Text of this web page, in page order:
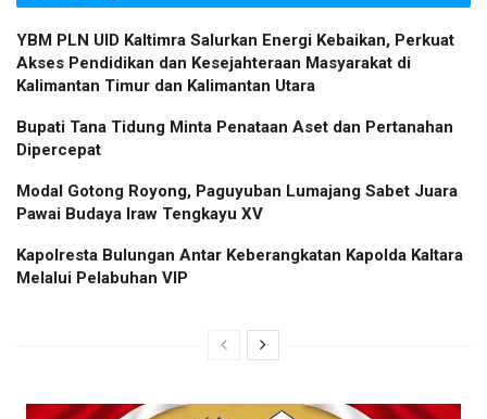
YBM PLN UID Kaltimra Salurkan Energi Kebaikan, Perkuat
Akses Pendidikan dan Kesejahteraan Masyarakat di
Kalimantan Timur dan Kalimantan Utara
Bupati Tana Tidung Minta Penataan Aset dan Pertanahan
Dipercepat
Modal Gotong Royong, Paguyuban Lumajang Sabet Juara
Pawai Budaya Iraw Tengkayu XV
Kapolresta Bulungan Antar Keberangkatan Kapolda Kaltara
Melalui Pelabuhan VIP